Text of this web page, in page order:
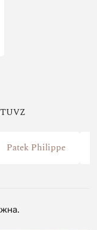
TUVZ
Patek Philippe